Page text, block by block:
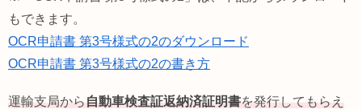
もできます。
OCR申請書 第3号様式の2のダウンロード
OCR申請書 第3号様式の2の書き方
運輸支局から自動車検査証返納済証明書を発行してもらえ